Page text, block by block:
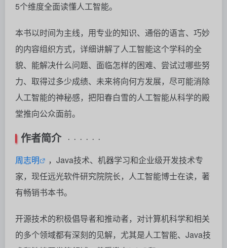
5个维度全面读懂人工智能。
本书以时间为主线，用专业的知识、通俗的语言、巧妙
的内容组织方式，详细讲解了人工智能这个学科的全
貌、能解决什么问题、面临怎样的困难、尝试过哪些努
力、取得过多少成绩、未来将向何方发展，尽可能消除
人工智能的神秘感，把阳春白雪的人工智能从科学的殿
堂推向公众面前。
作者简介· · · · · ·
周志明
，Java技术、机器学习和企业级开发技术专
家，现任远光软件研究院院长，人工智能博士在读，著
有畅销书本书。
开源技术的积极倡导者和推动者，对计算机科学和相关
的多个领域都有深刻的见解，尤其是人工智能、Java技